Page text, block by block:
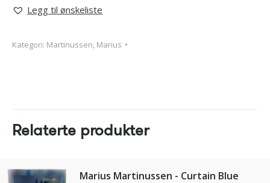
Legg til ønskeliste
Kategori: Martinussen, Marius
Relaterte produkter
Marius Martinussen - Curtain Blue